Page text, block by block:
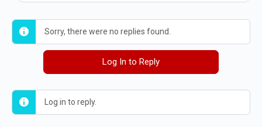
Sorry, there were no replies found.
Log In to Reply
Log in to reply.